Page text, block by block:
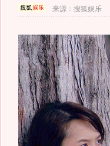
来源：搜狐娱乐